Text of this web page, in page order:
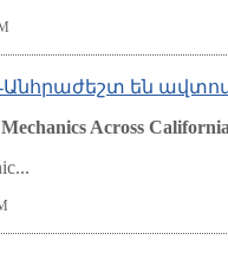
Անհրաժեշտ են
Across California